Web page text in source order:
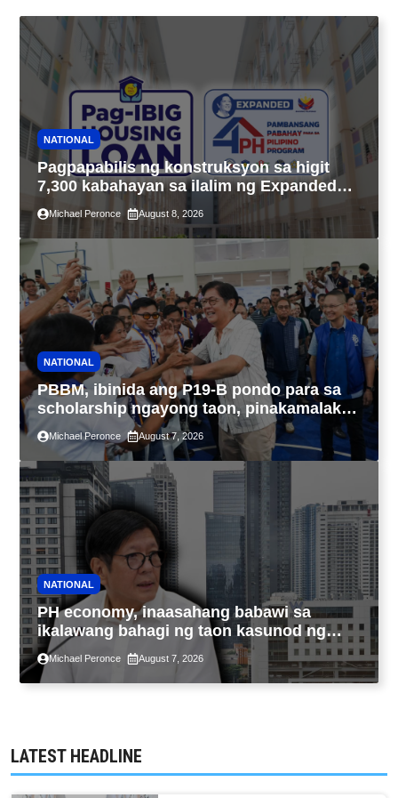
NATIONAL
Pagpapabilis ng konstruksyon sa higit
7,300 kabahayan sa ilalim ng Expanded
4PH, posible na sa pagtutulungan ng Pag-
IBIG at P.A. Alvarez
Michael Peronce August 8, 2026
NATIONAL
PBBM, ibinida ang P19-B pondo para sa
scholarship ngayong taon, pinakamalaki
sa kasaysayan ng TESDA
Michael Peronce August 7, 2026
NATIONAL
PH economy, inaasahang babawi sa
ikalawang bahagi ng taon kasunod ng
2.3% GDP dulot ng Middle East war,
pagkaantala ng public construction
Michael Peronce August 7, 2026
LATEST HEADLINE